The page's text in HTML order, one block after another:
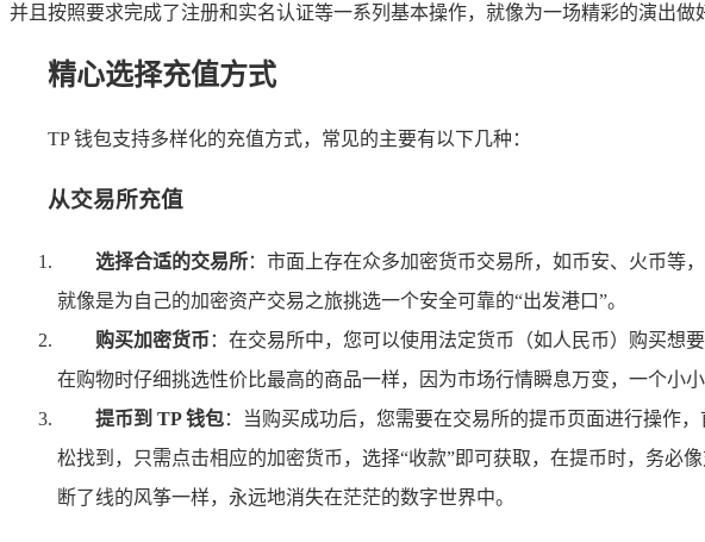
并且按照要求完成了注册和实名认证等一系列基本操作，就像为一场精彩的演出做
精心选择充值方式
TP 钱包支持多样化的充值方式，常见的主要有以下几种：
从交易所充值
选择合适的交易所：市面上存在众多加密货币交易所，如币安、火币等
就像是为自己的加密资产交易之旅挑选一个安全可靠的“出发港口”。
购买加密货币 ：在交易所中，您可以使用法定货币（如人民币）购买想
在购物时仔细挑选性价比最高的商品一样，因为市场行情瞬息万变，一个小
提币到 TP 钱包：当购买成功后，您需要在交易所的提币页面进行操作
松找到，只需点击相应的加密货币，选择“收款”即可获取，在提币时，务必
断了线的风筝一样，永远地消失在茫茫的数字世界中。